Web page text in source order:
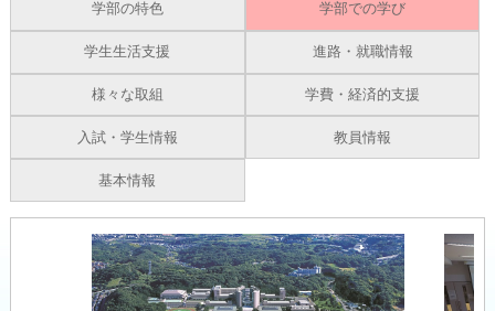
学部の特色 学部での学び
学生生活支援 進路・就職情報
様々な取組 学費・経済的支援
入試・学生情報 教員情報
基本情報